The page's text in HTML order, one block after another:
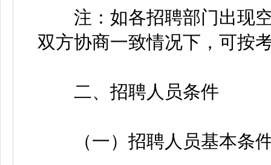
注：如各招聘部门出现空
双方协商一致情况下，可按
二、招聘人员条件
（一）招聘人员基本条